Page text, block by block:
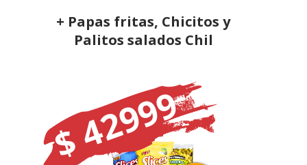
+ Papas fritas, Chicitos y
Palitos salados Chil
$ 42999